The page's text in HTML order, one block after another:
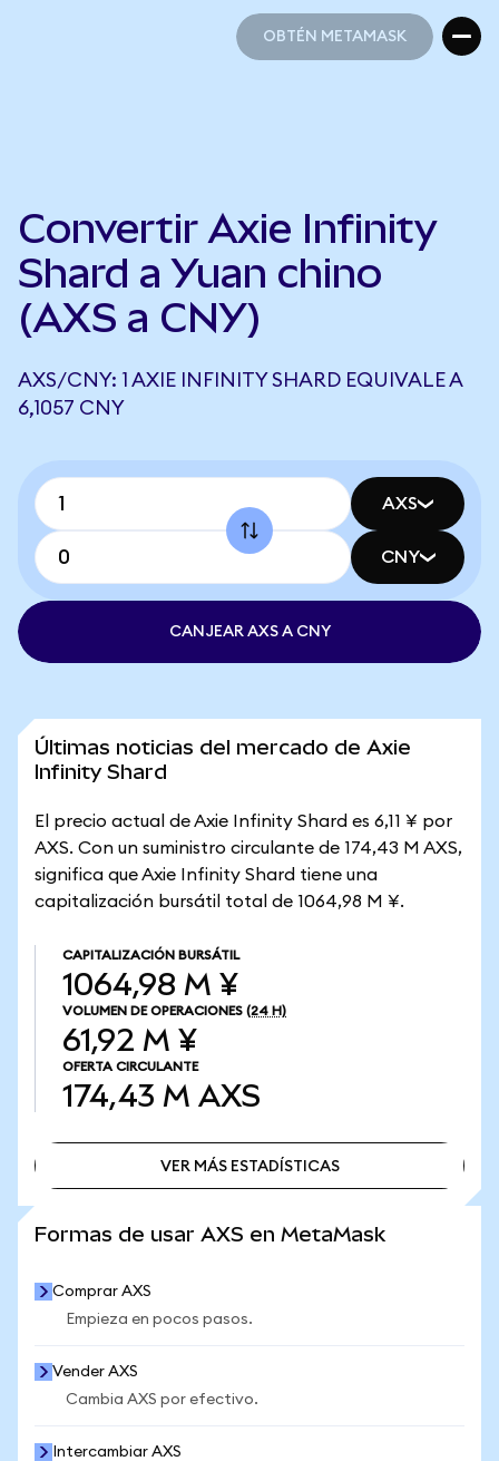
OBTÉN METAMASK
Convertir Axie Infinity
Shard a Yuan chino
(AXS a CNY)
AXS/CNY: 1 AXIE INFINITY SHARD EQUIVALE A
6,1057 CNY
AXS
CNY
CANJEAR AXS A CNY
Últimas noticias del mercado de Axie
Infinity Shard
El precio actual de Axie Infinity Shard es 6,11 ¥ por
AXS. Con un suministro circulante de 174,43 M AXS,
significa que Axie Infinity Shard tiene una
capitalización bursátil total de 1064,98 M ¥.
CAPITALIZACIÓN BURSÁTIL
1064,98 M ¥
VOLUMEN DE OPERACIONES (24 H)
61,92 M ¥
OFERTA CIRCULANTE
174,43 M AXS
VER MÁS ESTADÍSTICAS
Formas de usar AXS en MetaMask
Comprar AXS
Empieza en pocos pasos.
Vender AXS
Cambia AXS por efectivo.
Intercambiar AXS